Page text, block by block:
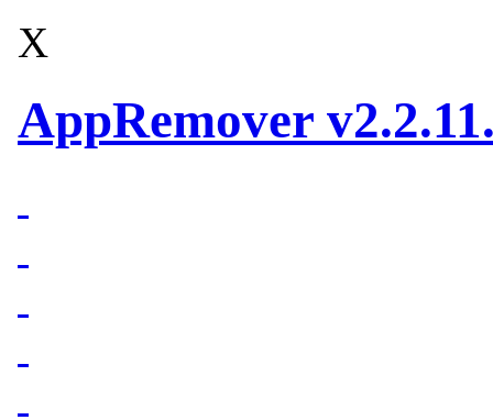
X
AppRemover